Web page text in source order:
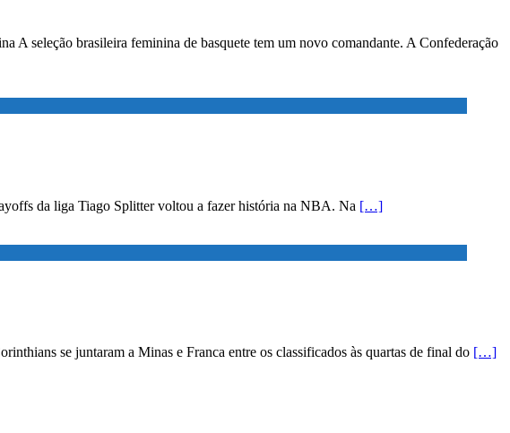
A seleção brasileira feminina de basquete tem um novo comandante. A Confederação
da liga Tiago Splitter voltou a fazer história na NBA. Na […]
se juntaram a Minas e Franca entre os classificados às quartas de final do […]